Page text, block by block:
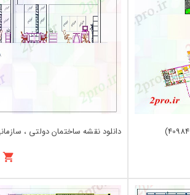
دانلود نقشه ساختمان دولتی ،